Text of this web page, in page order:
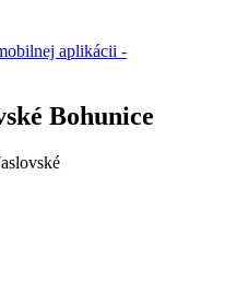
aplikácii -
Bohunice